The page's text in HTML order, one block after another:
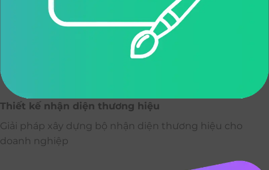
Thiết kế nhận diện thương hiệu
Giải pháp xây dựng bộ nhận diện thương hiệu cho
doanh nghiệp